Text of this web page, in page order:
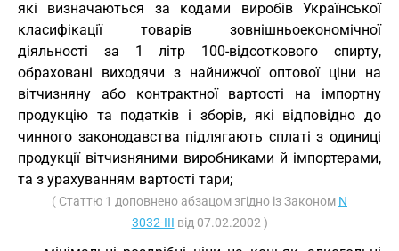
які визначаються за кодами виробів Української
класифікації товарів зовнішньоекономічної
діяльності за 1 літр 100-відсоткового спирту,
обраховані виходячи з найнижчої оптової ціни на
вітчизняну або контрактної вартості на імпортну
продукцію та податків і зборів, які відповідно до
чинного законодавства підлягають сплаті з одиниці
продукції вітчизняними виробниками й імпортерами,
та з урахуванням вартості тари;
( Статтю 1 доповнено абзацом згідно із Законом N
3032-III від 07.02.2002 )